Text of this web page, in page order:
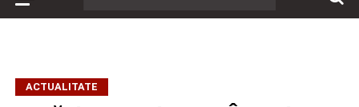
ACTUALITATE